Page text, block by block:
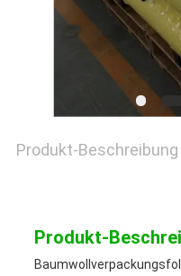
BLOG
Produkt-Beschreibung
Produkt-